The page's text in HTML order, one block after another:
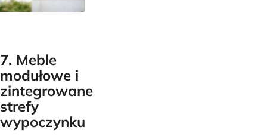
7. Meble
modułowe i
zintegrowane
strefy
wypoczynku